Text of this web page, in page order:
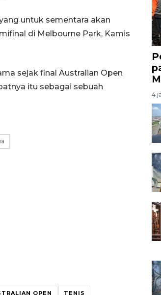
untuk sementara akan
di Melbourne Park, Kamis
sejak final Australian Open
itu sebagai sebuah
OPEN TENIS
4